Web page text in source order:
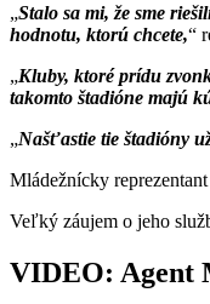
Stalo sa mi, že sme
hodnotu, ktorú chcete,
Kluby, ktoré prídu
takomto štadióne majú
Našťastie tie štadióny
Mládežnícky
Veľký záujem o jeho
VIDEO: Agent